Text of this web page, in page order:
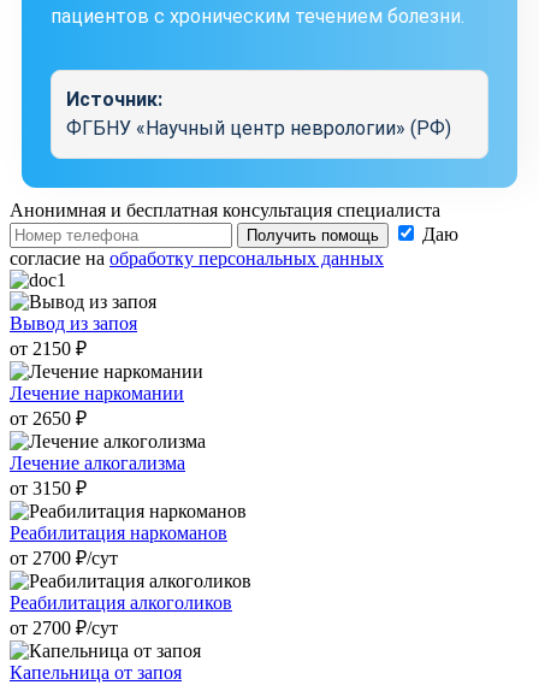
пациентов с хроническим течением болезни.
Источник:
ФГБНУ «Научный центр неврологии» (РФ)
Анонимная и бесплатная консультация специалиста
Получить помощь
Даю
согласие на обработку персональных данных
Вывод из запоя
от 2150 ₽
Лечение наркомании
от 2650 ₽
Лечение алкогализма
от 3150 ₽
Реабилитация наркоманов
от 2700 ₽/cут
Реабилитация алкоголиков
от 2700 ₽/cут
Капельница от запоя